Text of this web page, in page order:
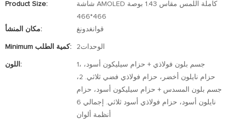
Product Size:
شاشة AMOLED كاملة اللمس مقاس 1.43 بوصة
466*466
مكان المنشأ:
قوانغدونغ
Minimum كمية الطلب: الوحدات2
اللون:
1، جسم بلون فولاذي + حزام سيليكون أسود،
حزام نايلون أخضر، حزام فولاذي فضي ثلاثي. 2،
جسم بلون المسدس + حزام سيليكون أسود، حزام
نايلون أسود، حزام فولاذي أسود ثلاثي. إجمالي 6
أنظمة ألوان